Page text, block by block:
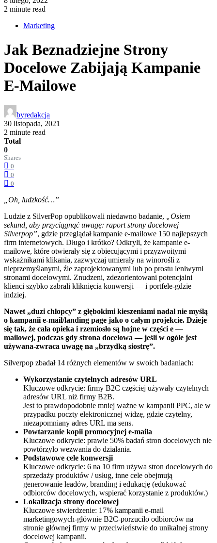
2 minute read
Marketing
Jak Beznadziejne Strony
Docelowe Zabijają Kampanie
E-Mailowe
byredakcja
30 listopada, 2021
2 minute read
Total
0
Shares
0
0
0
„Oh, ludzkość…”
Ludzie z SilverPop opublikowali niedawno badanie,
„Osiem
sekund, aby przyciągnąć uwagę: raport strony docelowej
Silverpop”, gdzie przeglądał kampanie e-mailowe 150 najlepszych
firm internetowych. Długo i krótko? Odkryli, że kampanie e-
mailowe, które otwierały się z obiecującymi i przyzwoitymi
wskaźnikami klikania, zazwyczaj umierały na winorośli z
nieprzemyślanymi, źle zaprojektowanymi lub po prostu leniwymi
stronami docelowymi. Znudzeni, zdezorientowani potencjalni
klienci szybko zabrali kliknięcia konwersji — i portfele-gdzie
indziej.
Nawet „duzi chłopcy” z głębokimi kieszeniami nadal nie myślą
o kampanii e-mail/landing page jako o całym projekcie. Dzieje
się tak, że cała opieka i rzemiosło są hojne w części e —
mailowej, podczas gdy strona docelowa — jeśli w ogóle jest
używana-zwraca uwagę na „brzydką siostrę”.
Silverpop zbadał 14 różnych elementów w swoich badaniach:
Wykorzystanie czytelnych adresów URL
Kluczowe odkrycie: firmy B2C częściej używały czytelnych
adresów URL niż firmy B2B.
Jest to prawdopodobnie mniej ważne w kampanii PPC, ale w
przypadku poczty elektronicznej widzę, gdzie czytelny,
niezapomniany adres URL ma sens.
Powtarzanie kopii promocyjnej e-maila
Kluczowe odkrycie: prawie 50% badań stron docelowych nie
powtórzyło wezwania do działania.
Podstawowe cele konwersji
Kluczowe odkrycie: 6 na 10 firm używa stron docelowych do
sprzedaży produktów / usług, inne cele obejmują
generowanie leadów, branding i edukację (edukować
odbiorców docelowych, wspierać korzystanie z produktów.)
Lokalizacja strony docelowej
Kluczowe stwierdzenie: 17% kampanii e-mail
marketingowych-głównie B2C-porzuciło odbiorców na
stronie głównej firmy w przeciwieństwie do unikalnej strony
docelowej kampanii.